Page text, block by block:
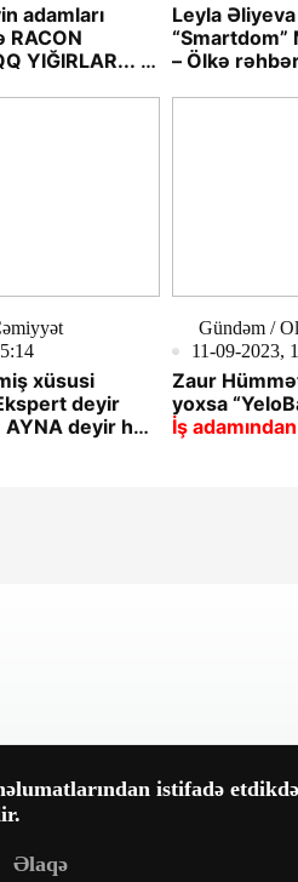
adamları
RACON
YIĞIRLAR... -
Leyla Əliyeva
– Ölkə
xüsusi
deyir
deyir hər
Gündəm /
11-09-2023,
Zaur
yoxsa
İş
istifadə
Əlaqə